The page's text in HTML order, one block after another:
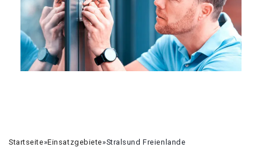
Startseite»Einsatzgebiete»Stralsund Freienlande